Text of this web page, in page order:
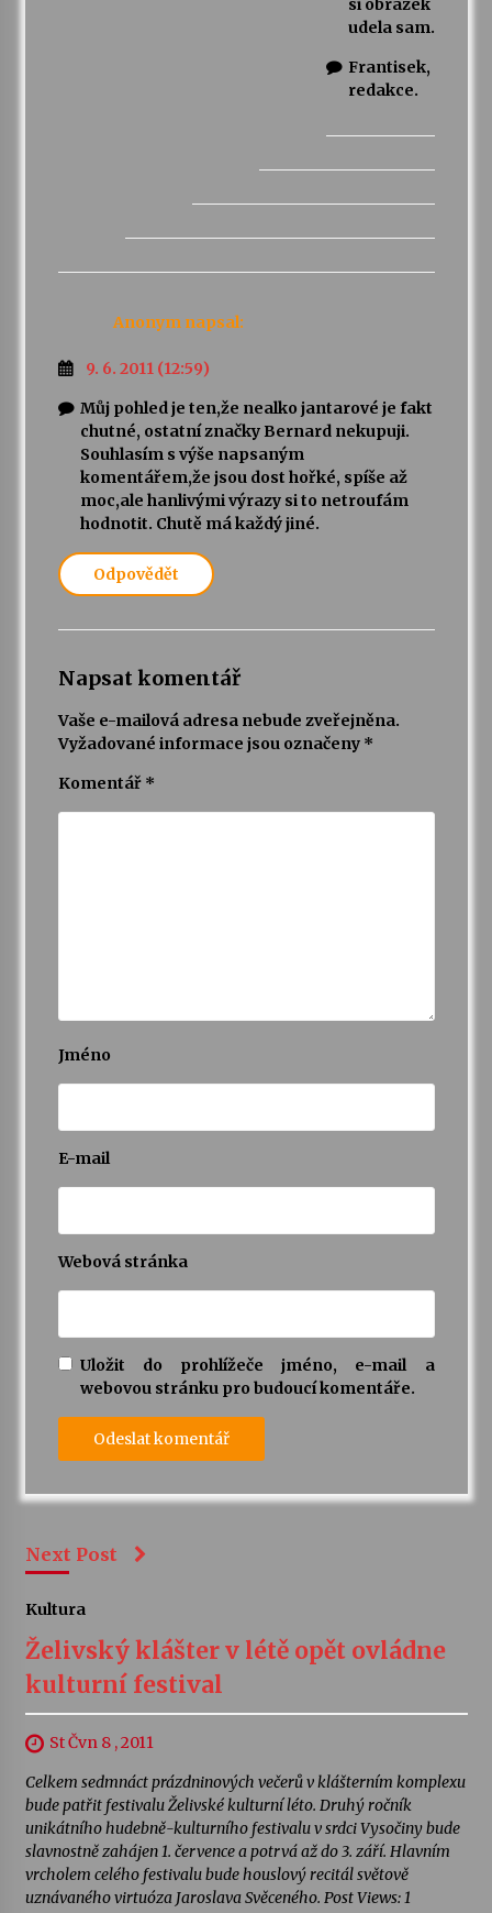
si obrazek
udela sam.
Frantisek,
redakce.
Anonym napsal:
9. 6. 2011 (12:59)
Můj pohled je ten,že nealko jantarové je fakt
chutné, ostatní značky Bernard nekupuji.
Souhlasím s výše napsaným
komentářem,že jsou dost hořké, spíše až
moc,ale hanlivými výrazy si to netroufám
hodnotit. Chutě má každý jiné.
Odpovědět
Napsat komentář
Vaše e-mailová adresa nebude zveřejněna.
Vyžadované informace jsou označeny *
Komentář *
Jméno
E-mail
Webová stránka
Uložit do prohlížeče jméno, e-mail a
webovou stránku pro budoucí komentáře.
Next Post
Kultura
Želivský klášter v létě opět ovládne
kulturní festival
St Čvn 8 , 2011
Celkem sedmnáct prázdninových večerů v klášterním komplexu
bude patřit festivalu Želivské kulturní léto. Druhý ročník
unikátního hudebně-kulturního festivalu v srdci Vysočiny bude
slavnostně zahájen 1. července a potrvá až do 3. září. Hlavním
vrcholem celého festivalu bude houslový recitál světově
uznávaného virtuóza Jaroslava Svěceného. Post Views: 1